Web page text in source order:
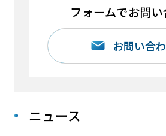
ニュース
フォームでお問
お問い合